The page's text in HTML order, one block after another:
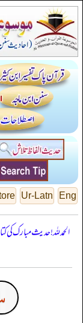
Eng
Ur-Latn
الحمدللہ! حدیث مبارک